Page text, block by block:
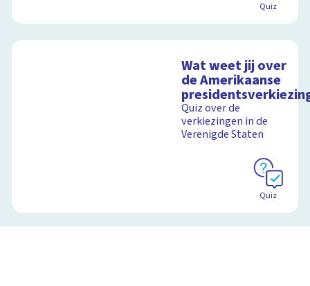
Quiz
Wat weet jij over
de Amerikaanse
Quiz over de
verkiezingen in de
Verenigde Staten
Quiz